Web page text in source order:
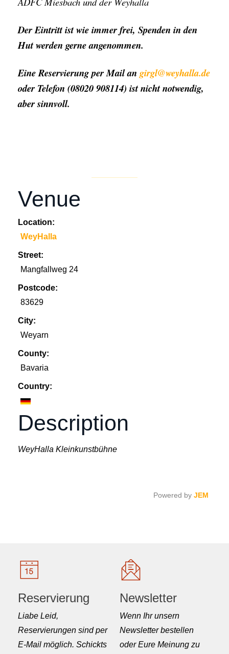
Der Eintritt ist wie immer frei, Spenden in den
Hut werden gerne angenommen.
Eine Reservierung per Mail an girgl@weyhalla.de
oder Telefon (08020 908114) ist nicht notwendig,
aber sinnvoll.
Venue
Location:
WeyHalla
Street:
Mangfallweg 24
Postcode:
83629
City:
Weyarn
County:
Bavaria
Country:
Description
WeyHalla Kleinkunstbühne
Powered by JEM
Reservierung
Liabe Leid,
Reservierungen sind per
E-Mail möglich. Schickts
Newsletter
Wenn Ihr unsern
Newsletter bestellen
oder Eure Meinung zu